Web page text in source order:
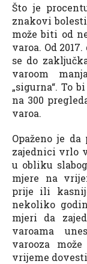
Što je
znakovi
može biti od
varoa. Od
se do
varoom
„sigurna“. To
na 300
varoa.
Opaženo je
zajednici vrlo
u obliku
mjere na
prije ili
nekoliko
mjeri da
varoama
varooza
vrijeme